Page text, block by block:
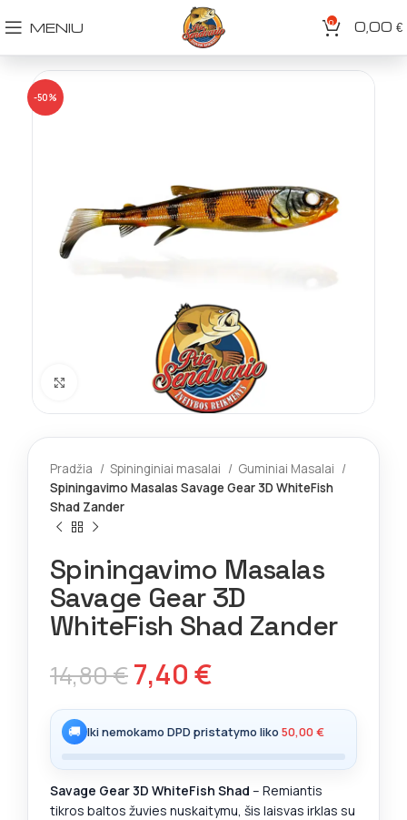
MENIU 0 0,00 €
-50%
Spustelėkite norėdami padidinti
Pradžia Spininginiai masalai
Guminiai Masalai
Spiningavimo Masalas Savage Gear 3D WhiteFish
Shad Zander
Spiningavimo Masalas
Savage Gear 3D
WhiteFish Shad Zander
14,80€7,40€
🚚 Iki nemokamo DPD pristatymo liko 50,00€
Savage Gear 3D WhiteFish Shad – Remiantis
tikros baltos žuvies nuskaitymu, šis laisvas irklas su